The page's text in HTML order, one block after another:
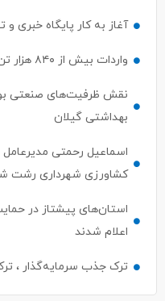
آغاز به کار پایگاه خبری
واردات بیش از ۸۴۰ هزار تن نهاده دامی از بنادر كاسپین و انزلی
نقش ظرفیت‌های صنعتی
بهداشتی گیلان
اسماعیل رحمتی
کشاورزی شهرداری رشت
استان‌های پیشتاز در
اعلام شدند
ترک جذب سرمایه‌گذار ،